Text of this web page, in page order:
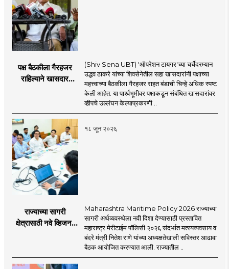
पक्ष बैठकीला गैरहजर
राहिल्याने खासदार
काय सांगतो?
(Shiv Sena UBT) 'ऑपरेशन टायगर'च्या चर्चेदरम्यान
उद्धव ठाकरे यांच्या शिवसेनेतील सहा खासदारांनी पक्षाच्या
महत्त्वाच्या बैठकीला गैरहजर राहत बंडाची चिन्हे अधिक स्पष्ट
केली आहेत. या पार्श्वभूमीवर पक्षाकडून संबंधित खासदारांवर
व्हीपचे उल्लंघन केल्याप्रकरणी ..
१८ जून २०२६
राज्याच्या सागरी
क्षेत्रासाठी नवे व्हिजन;
प्रस्ताव
Maharashtra Maritime Policy 2026 राज्याच्या
सागरी अर्थव्यवस्थेला नवी दिशा देण्यासाठी प्रस्तावित
महाराष्ट्र मेरीटाईम पॉलिसी २०२६ संदर्भात मत्स्यव्यवसाय व
बंदरे मंत्री नितेश राणे यांच्या अध्यक्षतेखाली सविस्तर आढावा
बैठक आयोजित करण्यात आली. राज्यातील ..